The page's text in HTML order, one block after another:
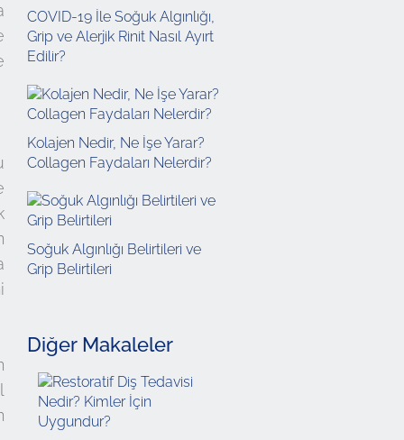
COVID-19 İle Soğuk Algınlığı,
Grip ve Alerjik Rinit Nasıl Ayırt
Edilir?
Kolajen Nedir, Ne İşe Yarar?
Collagen Faydaları Nelerdir?
Soğuk Algınlığı Belirtileri ve
Grip Belirtileri
Diğer Makaleler